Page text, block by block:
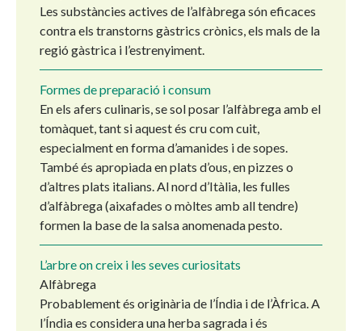
Les substàncies actives de l’alfàbrega són eficaces
contra els transtorns gàstrics crònics, els mals de la
regió gàstrica i l’estrenyiment.
Formes de preparació i consum
En els afers culinaris, se sol posar l’alfàbrega amb el
tomàquet, tant si aquest és cru com cuit,
especialment en forma d’amanides i de sopes.
També és apropiada en plats d’ous, en pizzes o
d’altres plats italians. Al nord d’Itàlia, les fulles
d’alfàbrega (aixafades o mòltes amb all tendre)
formen la base de la salsa anomenada pesto.
L’arbre on creix i les seves curiositats
Alfàbrega
Probablement és originària de l’Índia i de l’Àfrica. A
l’Índia es considera una herba sagrada i és